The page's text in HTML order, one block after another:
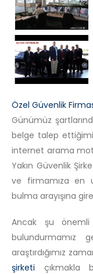
Özel Güvenlik
Günümüz
belge talep
internet arama
Yakın Güvenlik
ve firmamıza en
bulma arayışına
Ancak şu
bulundurmamız
araştırdığımız
şirketi çıkmakla